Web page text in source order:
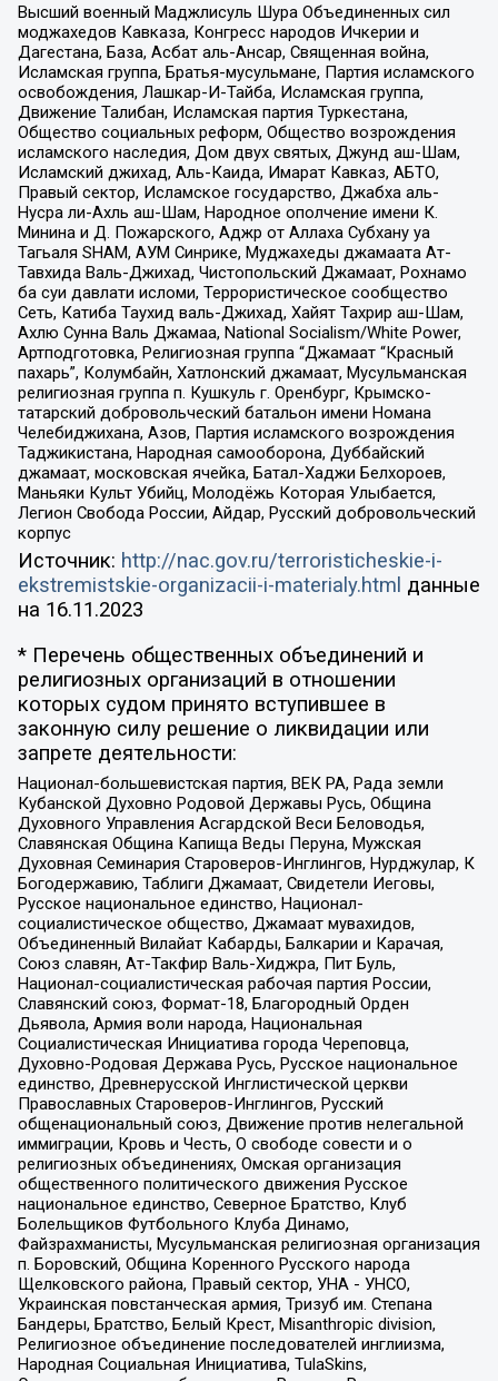
Высший военный Маджлисуль Шура Объединенных сил
моджахедов Кавказа, Конгресс народов Ичкерии и
Дагестана, База, Асбат аль-Ансар, Священная война,
Исламская группа, Братья-мусульмане, Партия исламского
освобождения, Лашкар-И-Тайба, Исламская группа,
Движение Талибан, Исламская партия Туркестана,
Общество социальных реформ, Общество возрождения
исламского наследия, Дом двух святых, Джунд аш-Шам,
Исламский джихад, Аль-Каида, Имарат Кавказ, АБТО,
Правый сектор, Исламское государство, Джабха аль-
Нусра ли-Ахль аш-Шам, Народное ополчение имени К.
Минина и Д. Пожарского, Аджр от Аллаха Субхану уа
Тагьаля SHAM, АУМ Синрике, Муджахеды джамаата Ат-
Тавхида Валь-Джихад, Чистопольский Джамаат, Рохнамо
ба суи давлати исломи, Террористическое сообщество
Сеть, Катиба Таухид валь-Джихад, Хайят Тахрир аш-Шам,
Ахлю Сунна Валь Джамаа, National Socialism/White Power,
Артподготовка, Религиозная группа “Джамаат “Красный
пахарь”, Колумбайн, Хатлонский джамаат, Мусульманская
религиозная группа п. Кушкуль г. Оренбург, Крымско-
татарский добровольческий батальон имени Номана
Челебиджихана, Азов, Партия исламского возрождения
Таджикистана, Народная самооборона, Дуббайский
джамаат, московская ячейка, Батал-Хаджи Белхороев,
Маньяки Культ Убийц, Молодёжь Которая Улыбается,
Легион Свобода России, Айдар, Русский добровольческий
корпус
Источник: http://nac.gov.ru/terroristicheskie-i-
ekstremistskie-organizacii-i-materialy.html данные
на 16.11.2023
* Перечень общественных объединений и
религиозных организаций в отношении
которых судом принято вступившее в
законную силу решение о ликвидации или
запрете деятельности:
Национал-большевистская партия, ВЕК РА, Рада земли
Кубанской Духовно Родовой Державы Русь, Община
Духовного Управления Асгардской Веси Беловодья,
Славянская Община Капища Веды Перуна, Мужская
Духовная Семинария Староверов-Инглингов, Нурджулар, К
Богодержавию, Таблиги Джамаат, Свидетели Иеговы,
Русское национальное единство, Национал-
социалистическое общество, Джамаат мувахидов,
Объединенный Вилайат Кабарды, Балкарии и Карачая,
Союз славян, Ат-Такфир Валь-Хиджра, Пит Буль,
Национал-социалистическая рабочая партия России,
Славянский союз, Формат-18, Благородный Орден
Дьявола, Армия воли народа, Национальная
Социалистическая Инициатива города Череповца,
Духовно-Родовая Держава Русь, Русское национальное
единство, Древнерусской Инглистической церкви
Православных Староверов-Инглингов, Русский
общенациональный союз, Движение против нелегальной
иммиграции, Кровь и Честь, О свободе совести и о
религиозных объединениях, Омская организация
общественного политического движения Русское
национальное единство, Северное Братство, Клуб
Болельщиков Футбольного Клуба Динамо,
Файзрахманисты, Мусульманская религиозная организация
п. Боровский, Община Коренного Русского народа
Щелковского района, Правый сектор, УНА - УНСО,
Украинская повстанческая армия, Тризуб им. Степана
Бандеры, Братство, Белый Крест, Misanthropic division,
Религиозное объединение последователей инглиизма,
Народная Социальная Инициатива, TulaSkins,